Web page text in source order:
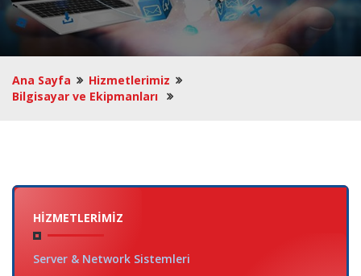
Ana Sayfa
Hizmetlerimiz
Bilgisayar ve Ekipmanları
HIZMETLERIMIZ
Server & Network Sistemleri